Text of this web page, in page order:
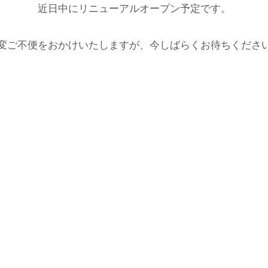
近日中にリニューアルオープン予定です。
ご不便をおかけいたしますが、今しばらくお待ちくださ